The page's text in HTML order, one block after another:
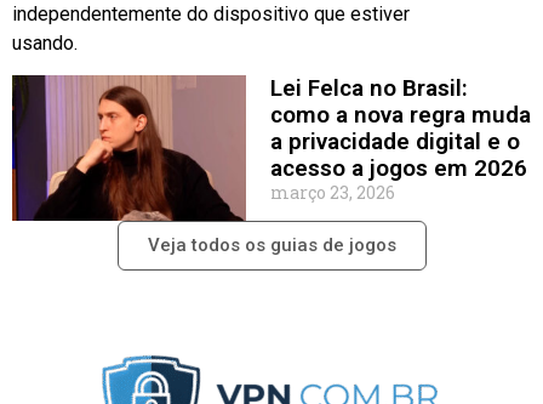
independentemente do dispositivo que estiver
usando.
Lei Felca no Brasil:
como a nova regra muda
a privacidade digital e o
acesso a jogos em 2026
março 23, 2026
Veja todos os guias de jogos